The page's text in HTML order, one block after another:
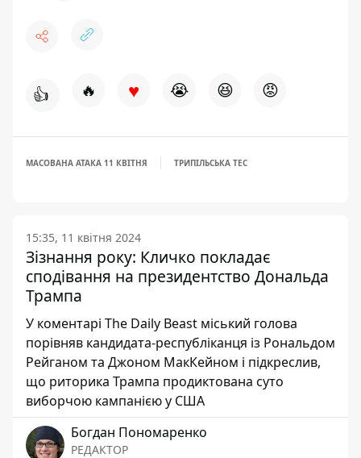
👍 🔥 ♥ 😭 😆 😡
МАСОВАНА АТАКА 11 КВІТНЯ ТРИПІЛЬСЬКА ТЕС
15:35, 11 квітня 2024
Зізнання року: Кличко покладає
сподівання на президентство Дональда
Трампа
У коментарі The Daily Beast міський голова
порівняв кандидата-республіканця із Рональдом
Рейганом та Джоном МакКейном і підкреслив,
що риторика Трампа продиктована суто
виборчою кампанією у США
Богдан Пономаренко
РЕДАКТОР